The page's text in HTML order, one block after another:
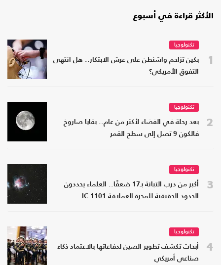
الأكثر قراءة في أسبوع
1
تكنولوجيا
بكين تزاحم واشنطن على عرش الابتكار.. هل انتهى
التفوق الأمريكي؟
2
تكنولوجيا
بعد رحلة في الفضاء لأكثر من عام.. بقايا صاروخ
فالكون 9 تصل إلى سطح القمر
3
تكنولوجيا
أكبر من درب التبانة بـ17 ضعفًا.. العلماء يحددون
الحدود الحقيقية للمجرة العملاقة IC 1101
4
تكنولوجيا
أبحاث تكشف تطوير الصين لدفاعاتها بالاعتماد ذكاء
صناعي أمريكي